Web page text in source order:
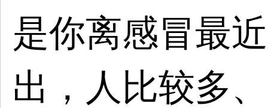
是你离感冒最
出，人比较多